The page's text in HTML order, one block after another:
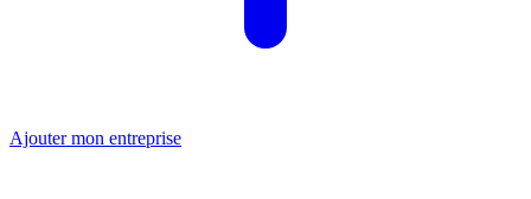
Ajouter mon entreprise